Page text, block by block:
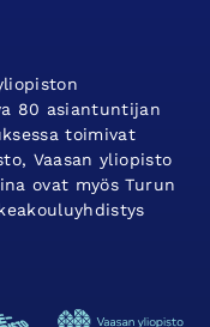
80 asiantuntijan
toimivat
Vaasan yliopisto
ovat myös Turun